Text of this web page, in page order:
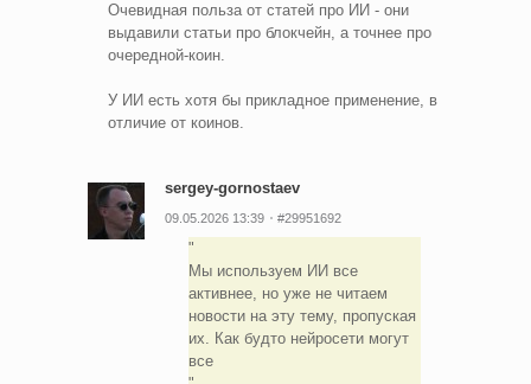
Очевидная польза от статей про ИИ - они
выдавили статьи про блокчейн, а точнее про
очередной-коин.
У ИИ есть хотя бы прикладное применение, в
отличие от коинов.
sergey-gornostaev
09.05.2026 13:39 #29951692
Мы используем ИИ все
активнее, но уже не читаем
новости на эту тему, пропуская
их. Как будто нейросети могут
все